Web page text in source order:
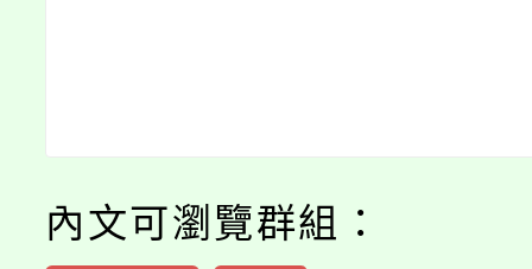
內文可瀏覽群組：